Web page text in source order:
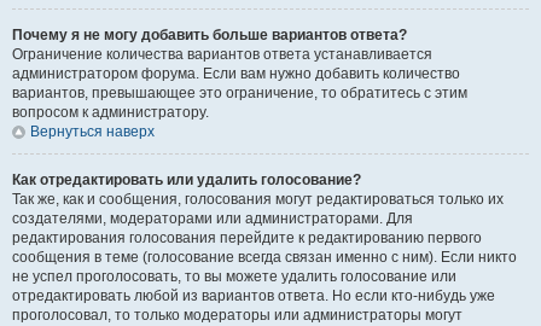
Почему я не могу добавить больше вариантов ответа?
Ограничение количества вариантов ответа устанавливается
администратором форума. Если вам нужно добавить количество
вариантов, превышающее это ограничение, то обратитесь с этим
вопросом к администратору.
Вернуться наверх
Как отредактировать или удалить голосование?
Так же, как и сообщения, голосования могут редактироваться только их
создателями, модераторами или администраторами. Для
редактирования голосования перейдите к редактированию первого
сообщения в теме (голосование всегда связан именно с ним). Если никто
не успел проголосовать, то вы можете удалить голосование или
отредактировать любой из вариантов ответа. Но если кто-нибудь уже
проголосовал, то только модераторы или администраторы могут